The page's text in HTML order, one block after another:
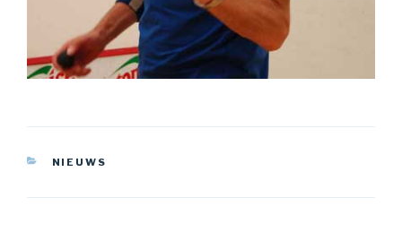
CATEGORIEËN
NIEUWS